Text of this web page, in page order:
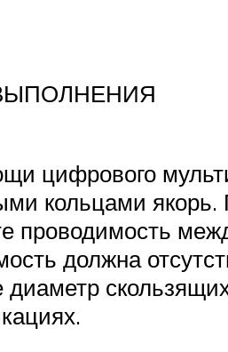
цифрового
кольцами
проводимость
должна
диаметр